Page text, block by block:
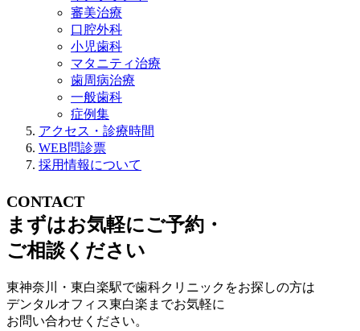
審美治療
口腔外科
小児歯科
マタニティ治療
歯周病治療
一般歯科
症例集
アクセス・診療時間
WEB問診票
採用情報について
CONTACT
まずはお気軽にご予約・
ご相談ください
東神奈川・東白楽駅で歯科クリニックをお探しの方は
デンタルオフィス東白楽までお気軽に
お問い合わせください。